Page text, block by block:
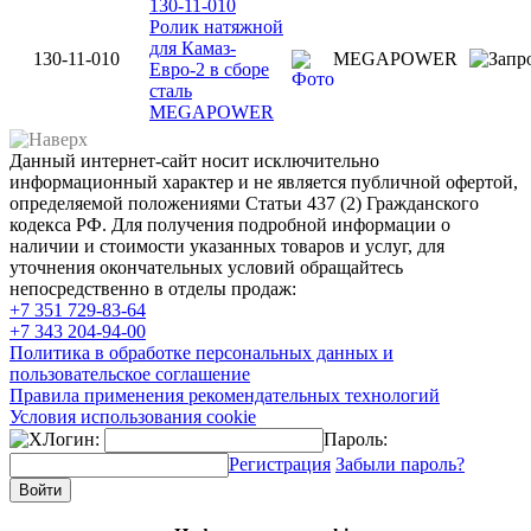
130-11-010
130-11-010
Ролик натяжной
для Камаз-
Евро-2 в сборе
сталь
MEGAPOWER
MEGAPOWER
Данный интернет-сайт носит исключительно
информационный характер и не является публичной офертой,
определяемой положениями Статьи 437 (2) Гражданского
кодекса РФ. Для получения подробной информации о
наличии и стоимости указанных товаров и услуг, для
уточнения окончательных условий обращайтесь
непосредственно в отделы продаж:
+7 351 729-83-64
+7 343 204-94-00
Политика в обработке персональных данных и
пользовательское соглашение
Правила применения рекомендательных технологий
Условия использования cookie
Логин:
Пароль:
Регистрация Забыли пароль?